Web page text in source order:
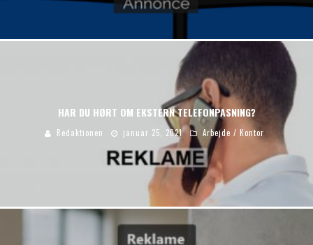
HAR DU HØRT OM EKSTERN TELEFONPASNING?
Redaktionen januar 25, 2021 Arbejde / Kontor